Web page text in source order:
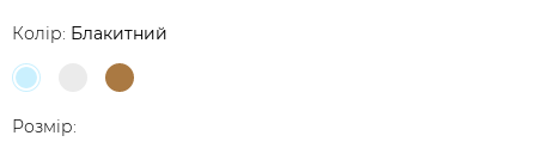
Колір: Блакитний
Розмір: